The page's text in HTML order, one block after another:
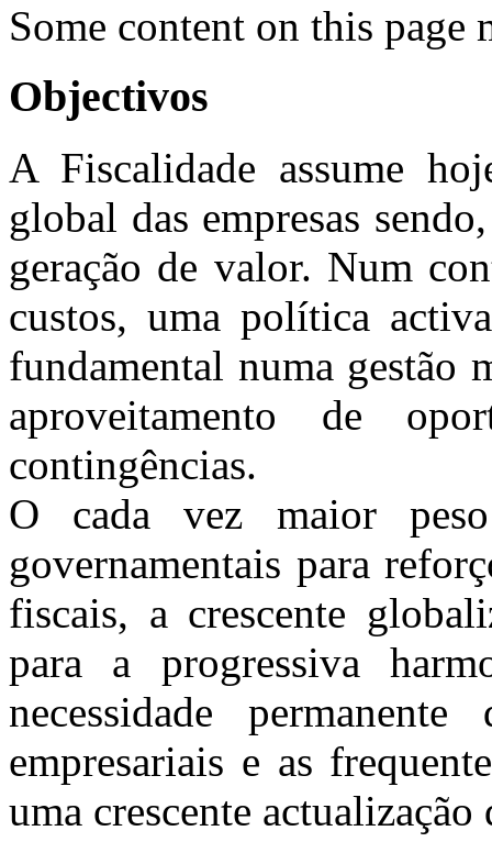
Some content on this page
Objectivos
A Fiscalidade assume
global das empresas
geração de valor. Num
custos, uma política
fundamental numa gestão
aproveitamento de
contingências.
O cada vez maior
governamentais para
fiscais, a crescente
para a progressiva
necessidade
empresariais e as
uma crescente